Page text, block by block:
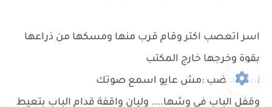
اسر اتعصب اكتر وقام قرب منها ومسكها من ذراعها
بقوة وخرجها خارج المكتب
اسر بغضب :مش عايو اسمع صوتك
وقفل الباب في وشها.... وليان واقفة قدام الباب بتعيط